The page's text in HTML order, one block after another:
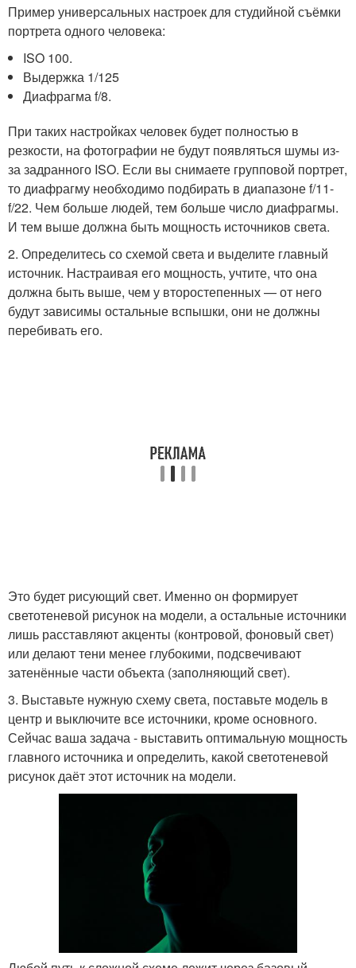
Пример универсальных настроек для студийной съёмки
портрета одного человека:
ISO 100.
Выдержка 1/125
Диафрагма f/8.
При таких настройках человек будет полностью в
резкости, на фотографии не будут появляться шумы из-
за задранного ISO. Если вы снимаете групповой портрет,
то диафрагму необходимо подбирать в диапазоне f/11-
f/22. Чем больше людей, тем больше число диафрагмы.
И тем выше должна быть мощность источников света.
2. Определитесь со схемой света и выделите главный
источник. Настраивая его мощность, учтите, что она
должна быть выше, чем у второстепенных — от него
будут зависимы остальные вспышки, они не должны
перебивать его.
Это будет рисующий свет. Именно он формирует
светотеневой рисунок на модели, а остальные источники
лишь расставляют акценты (контровой, фоновый свет)
или делают тени менее глубокими, подсвечивают
затенённые части объекта (заполняющий свет).
3. Выставьте нужную схему света, поставьте модель в
центр и выключите все источники, кроме основного.
Сейчас ваша задача - выставить оптимальную мощность
главного источника и определить, какой светотеневой
рисунок даёт этот источник на модели.